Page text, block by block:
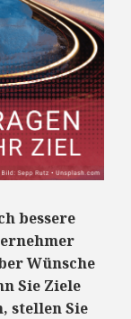
bessere
Wünsche
Sie Ziele
stellen Sie